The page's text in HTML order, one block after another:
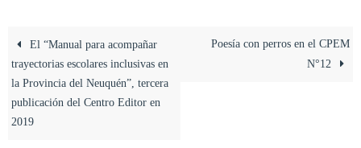
El “Manual para acompañar
trayectorias escolares inclusivas en
la Provincia del Neuquén”, tercera
publicación del Centro Editor en
2019
Poesía con perros en el CPEM
N°12